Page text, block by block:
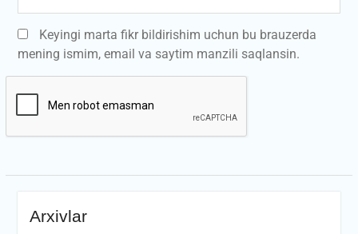
Keyingi marta fikr bildirishim uchun bu brauzerda
mening ismim, email va saytim manzili saqlansin.
Arxivlar